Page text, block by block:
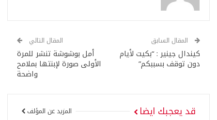
المقال السابق
كيندال جينير : “بكيت لأيام
دون توقف بسببكم”
المقال التالي
أمل بوشوشة تنشر للمرة
الأولى صورة لإبنتها بملامح
واضحة
قد يعجبك ايضا المزيد عن المؤلف